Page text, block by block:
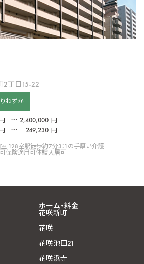
2丁目15-22
わずか
〜 2,400,000 円
〜 249,230 円
128室駅徒歩約7分3：1の手厚い介護
保険適用可体験入居可
ホーム・料金
花咲新町
花咲
花咲池田21
花咲浜寺